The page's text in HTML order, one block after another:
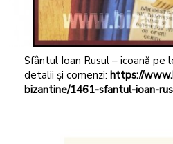
Sfântul Ioan Rusul – icoană pe
detalii și comenzi: https://
bizantine/1461-sfantul-ioan-